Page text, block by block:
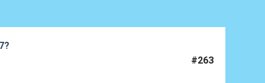
#263